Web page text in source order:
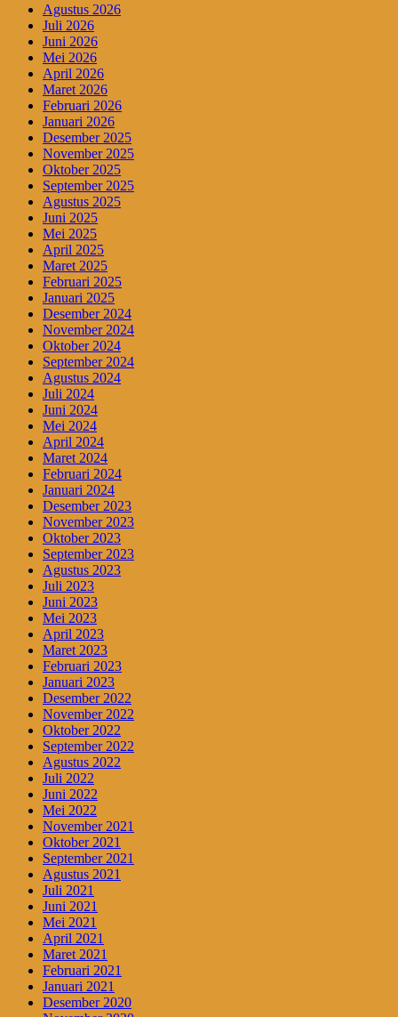
Agustus 2026
Juli 2026
Juni 2026
Mei 2026
April 2026
Maret 2026
Februari 2026
Januari 2026
Desember 2025
November 2025
Oktober 2025
September 2025
Agustus 2025
Juni 2025
Mei 2025
April 2025
Maret 2025
Februari 2025
Januari 2025
Desember 2024
November 2024
Oktober 2024
September 2024
Agustus 2024
Juli 2024
Juni 2024
Mei 2024
April 2024
Maret 2024
Februari 2024
Januari 2024
Desember 2023
November 2023
Oktober 2023
September 2023
Agustus 2023
Juli 2023
Juni 2023
Mei 2023
April 2023
Maret 2023
Februari 2023
Januari 2023
Desember 2022
November 2022
Oktober 2022
September 2022
Agustus 2022
Juli 2022
Juni 2022
Mei 2022
November 2021
Oktober 2021
September 2021
Agustus 2021
Juli 2021
Juni 2021
Mei 2021
April 2021
Maret 2021
Februari 2021
Januari 2021
Desember 2020